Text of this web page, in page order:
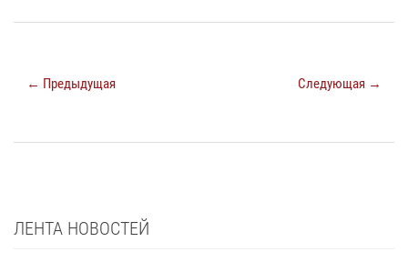
← Предыдущая Следующая →
ЛЕНТА НОВОСТЕЙ